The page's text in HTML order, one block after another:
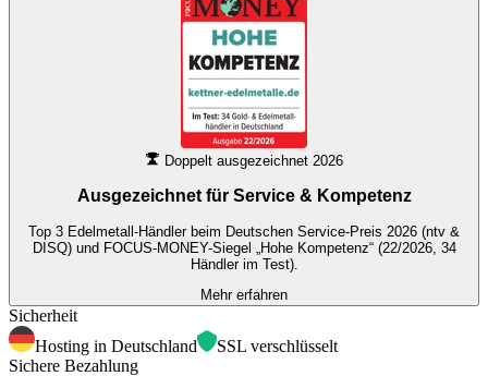
Doppelt ausgezeichnet 2026
Ausgezeichnet für Service & Kompetenz
Top 3 Edelmetall-Händler beim Deutschen Service-Preis 2026 (ntv &
DISQ) und FOCUS-MONEY-Siegel „Hohe Kompetenz“ (22/2026, 34
Händler im Test).
Mehr erfahren
Sicherheit
Hosting in Deutschland
SSL verschlüsselt
Sichere Bezahlung